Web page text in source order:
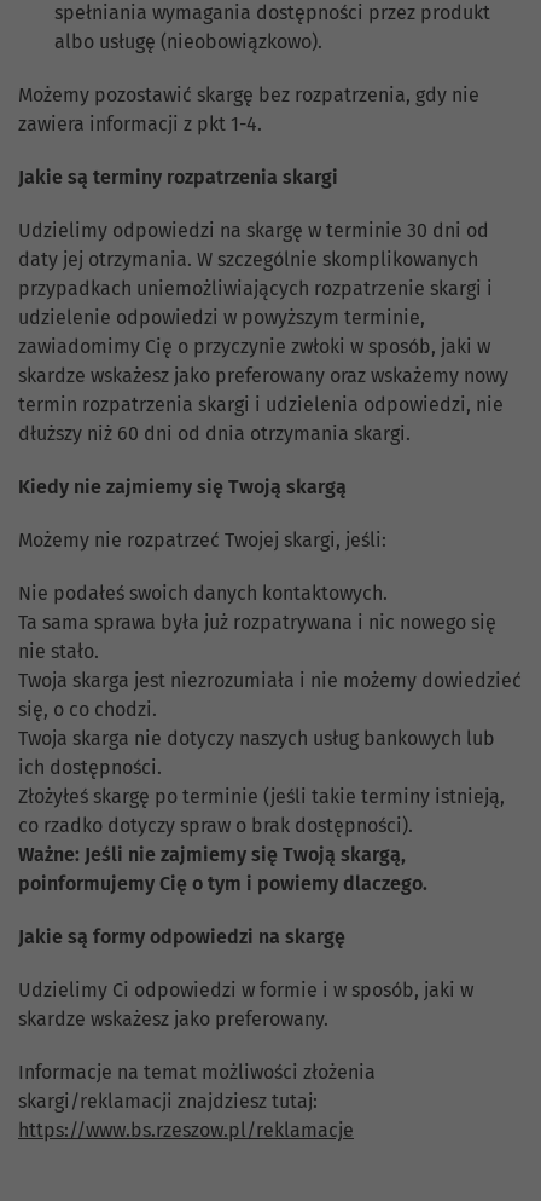
spełniania wymagania dostępności przez produkt
albo usługę (nieobowiązkowo).
Możemy pozostawić skargę bez rozpatrzenia, gdy nie
zawiera informacji z pkt 1-4.
Jakie są terminy rozpatrzenia skargi
Udzielimy odpowiedzi na skargę w terminie 30 dni od
daty jej otrzymania. W szczególnie skomplikowanych
przypadkach uniemożliwiających rozpatrzenie skargi i
udzielenie odpowiedzi w powyższym terminie,
zawiadomimy Cię o przyczynie zwłoki w sposób, jaki w
skardze wskażesz jako preferowany oraz wskażemy nowy
termin rozpatrzenia skargi i udzielenia odpowiedzi, nie
dłuższy niż 60 dni od dnia otrzymania skargi.
Kiedy nie zajmiemy się Twoją skargą
Możemy nie rozpatrzeć Twojej skargi, jeśli:
Nie podałeś swoich danych kontaktowych.
Ta sama sprawa była już rozpatrywana i nic nowego się
nie stało.
Twoja skarga jest niezrozumiała i nie możemy dowiedzieć
się, o co chodzi.
Twoja skarga nie dotyczy naszych usług bankowych lub
ich dostępności.
Złożyłeś skargę po terminie (jeśli takie terminy istnieją,
co rzadko dotyczy spraw o brak dostępności).
Ważne: Jeśli nie zajmiemy się Twoją skargą,
poinformujemy Cię o tym i powiemy dlaczego.
Jakie są formy odpowiedzi na skargę
Udzielimy Ci odpowiedzi w formie i w sposób, jaki w
skardze wskażesz jako preferowany.
Informacje na temat możliwości złożenia
skargi/reklamacji znajdziesz tutaj:
https://www.bs.rzeszow.pl/reklamacje